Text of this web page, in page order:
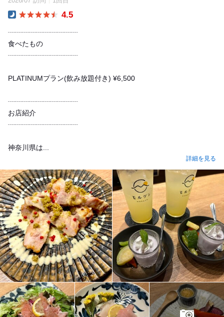
4.5
┈┈┈┈┈┈┈┈┈┈
食べたもの
┈┈┈┈┈┈┈┈┈┈
PLATINUMプラン(飲み放題付き) ¥6,500
┈┈┈┈┈┈┈┈┈┈
お店紹介
┈┈┈┈┈┈┈┈┈┈
神奈川県は...
詳細を見る